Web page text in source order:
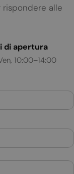
alle
di apertura
10:00–14:00